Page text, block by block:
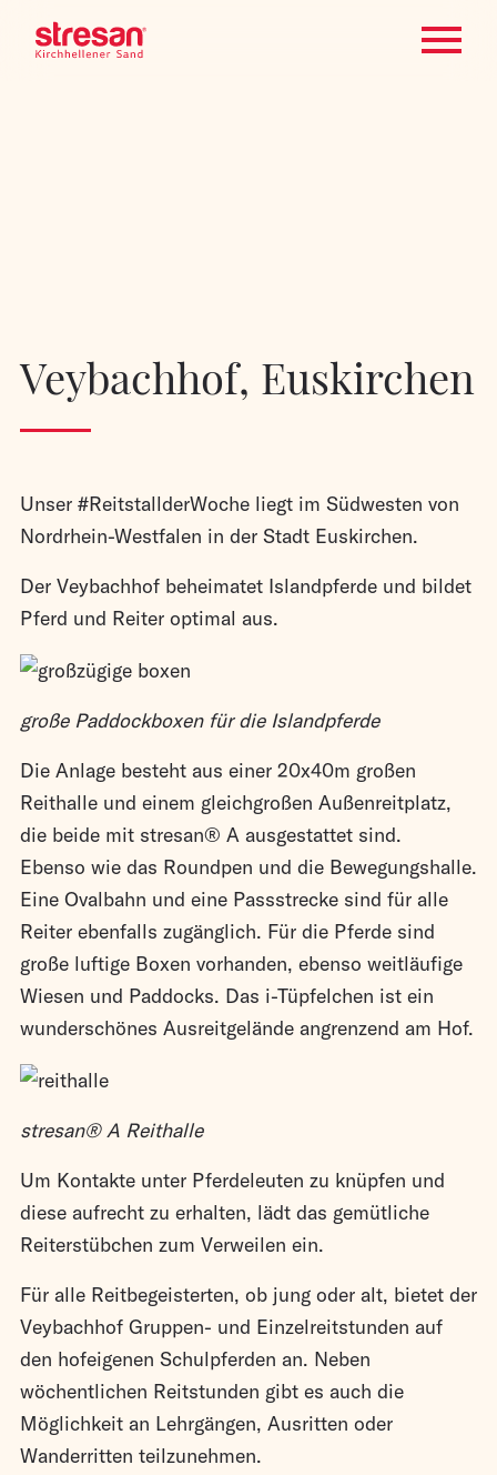
Veybachhof, Euskirchen
Unser #ReitstallderWoche liegt im Südwesten von
Nordrhein-Westfalen in der Stadt Euskirchen.
Der Veybachhof beheimatet Islandpferde und bildet
Pferd und Reiter optimal aus.
große Paddockboxen für die Islandpferde
Die Anlage besteht aus einer 20x40m großen
Reithalle und einem gleichgroßen Außenreitplatz,
die beide mit stresan® A ausgestattet sind.
Ebenso wie das Roundpen und die Bewegungshalle.
Eine Ovalbahn und eine Passstrecke sind für alle
Reiter ebenfalls zugänglich. Für die Pferde sind
große luftige Boxen vorhanden, ebenso weitläufige
Wiesen und Paddocks. Das i-Tüpfelchen ist ein
wunderschönes Ausreitgelände angrenzend am Hof.
stresan® A Reithalle
Um Kontakte unter Pferdeleuten zu knüpfen und
diese aufrecht zu erhalten, lädt das gemütliche
Reiterstübchen zum Verweilen ein.
Für alle Reitbegeisterten, ob jung oder alt, bietet der
Veybachhof Gruppen- und Einzelreitstunden auf
den hofeigenen Schulpferden an. Neben
wöchentlichen Reitstunden gibt es auch die
Möglichkeit an Lehrgängen, Ausritten oder
Wanderritten teilzunehmen.